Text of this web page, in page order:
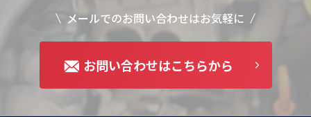
メールでのお問い合わせはお気軽に
お問い合わせはこちらから